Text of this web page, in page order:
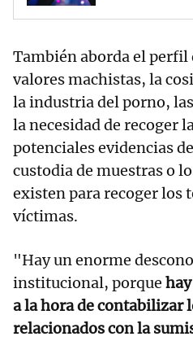
También aborda el perfil
valores machistas, la
la industria del porno,
la necesidad de recoger
potenciales evidencias
custodia de muestras o
existen para recoger los
víctimas.
"Hay un enorme
institucional, porque
a la hora de contabilizar
relacionados con la